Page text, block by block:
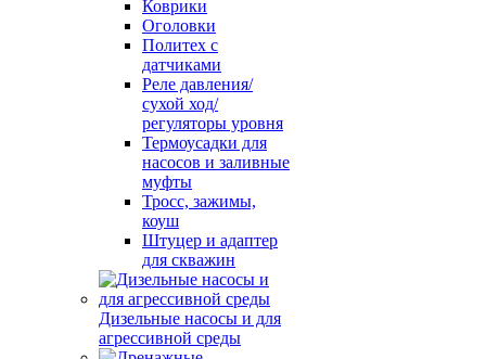
Коврики
Оголовки
Политех с
датчиками
Реле давления/
сухой ход/
регуляторы уровня
Термоусадки для
насосов и заливные
муфты
Тросс, зажимы,
коуш
Штуцер и адаптер
для скважин
Дизельные насосы и для
агрессивной среды